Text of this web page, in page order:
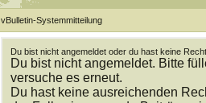
vBulletin-Systemmitteilung
Du bist nicht angemeldet oder du hast keine
Du bist nicht angemeldet. Bitte
versuche es erneut.
Du hast keine ausreichenden